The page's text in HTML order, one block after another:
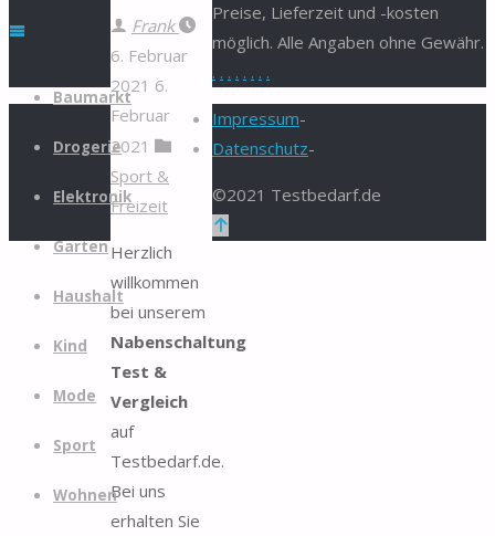
Zum
springen
Baumarkt
Drogerie
Elektronik
Garten
Haushalt
Kind
Mode
Sport
Wohnen
Frank
6. Februar
2021 6.
Februar
2021
Sport &
Freizeit
Herzlich
willkommen
bei unserem
Nabenschaltung
Test &
Vergleich
auf
Testbedarf.de.
Bei uns
erhalten Sie
Preise, Lieferzeit und -kosten
möglich. Alle Angaben ohne Gewähr.
. . . . . . . .
Impressum-
Datenschutz-
©2021 Testbedarf.de
Zurück